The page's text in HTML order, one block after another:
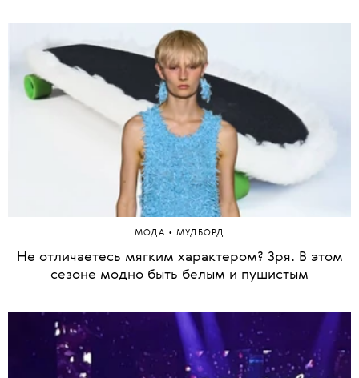
МОДА • МУДБОРД
Не отличаетесь мягким характером? Зря. В этом
сезоне модно быть белым и пушистым